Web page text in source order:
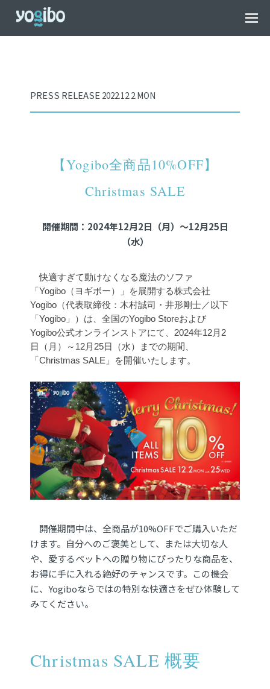
PRESS RELEASE 2022.12.2.MON
【Yogibo全商品10%OFF】
Christmas SALE
開催期間：2024年12月2日（月）～12月25日
（水）
快適すぎて動けなくなる魔法のソファ
「Yogibo（ヨギボー）」を展開する株式会社
Yogibo（代表取締役：木村誠司・井形剛士／以下
「Yogibo」）は、全国のYogibo Storeおよび
Yogibo公式オンラインストアにて、2024年12月2
日（月）～12月25日（水）までの期間、
「Christmas SALE」を開催いたします。
開催期間中は、全商品が10%OFFでご購入いただ
けます。自分へのご褒美として、または大切な人
や、愛するペットへの贈り物にぴったりな商品を、
お得に手に入れる絶好のチャンスです。この機会
に、Yogiboならではの特別な快適さをぜひ体験して
みてください。
Christmas SALE 概要